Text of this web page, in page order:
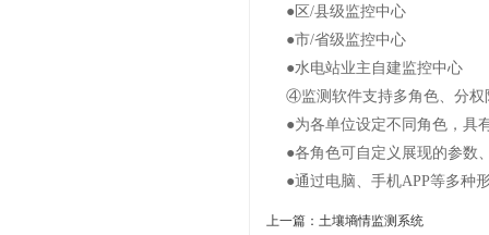
●区/县级监控中心
●市/省级监控中心
●水电站业主自建监控中心
④监测软件支持多角色、分权
●为各单位设定不同角色，具
●各角色可自定义展现的参数
●通过电脑、手机APP等多种
上一篇：土壤墒情监测系统